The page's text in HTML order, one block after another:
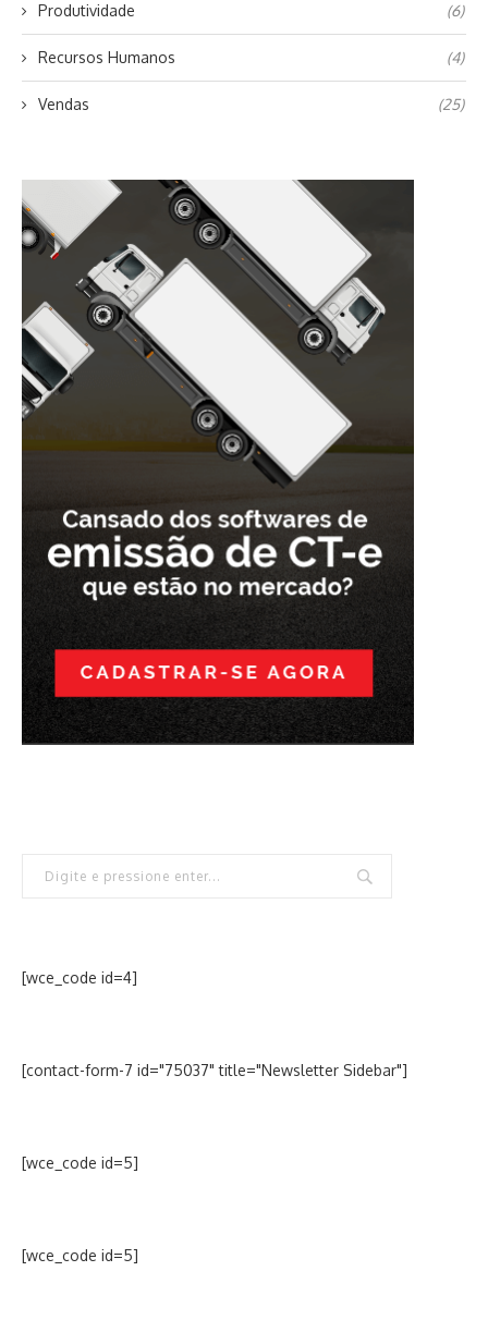
Produtividade (6)
Recursos Humanos (4)
Vendas (25)
[wce_code id=4]
[contact-form-7 id="75037" title="Newsletter Sidebar"]
[wce_code id=5]
[wce_code id=5]